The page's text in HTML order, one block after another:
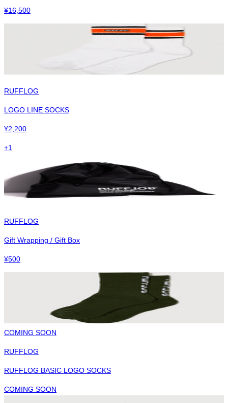
¥16,500
RUFFLOG
LOGO LINE SOCKS
¥2,200
+1
RUFFLOG
Gift Wrapping / Gift Box
¥500
COMING SOON
RUFFLOG
RUFFLOG BASIC LOGO SOCKS
COMING SOON